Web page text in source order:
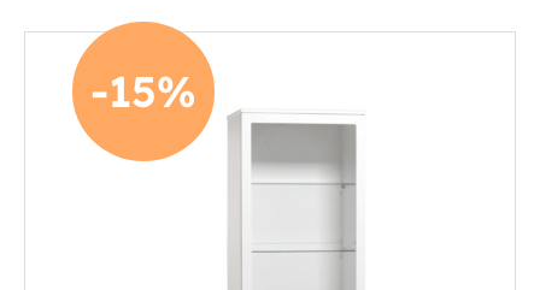
Sohvat
Nojatuolit
Mekanismituolit
-15%